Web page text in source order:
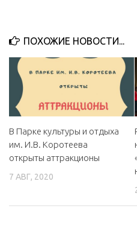
Независимая оценка
Контакты
ПОХОЖИЕ НОВОСТИ...
В Парке культуры и отдыха
им. И.В. Коротеева
открыты аттракционы
7 АВГ, 2020